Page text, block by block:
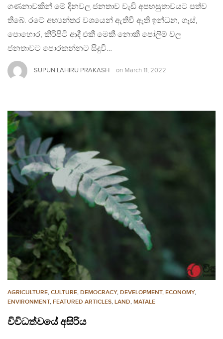
ගණනාවකින් මේ දිනවල ජනතාව වැඩි අපහසුතාවයට පත්ව
තිබේ. රටේ අභ්‍යන්තර වශයෙන් ඇතිවී ඇති ඉන්ධන, ගෑස්,
පොහොර, කිරිපිටි ආදී එකී මෙකී නොකී පෝලිම් වල
ජනතාවට පොරකන්නට සිදුවී…
SUPUN LAHIRU PRAKASH on March 11, 2022
AGRICULTURE, CULTURE, DEMOCRACY, DEVELOPMENT, ECONOMY,
ENVIRONMENT, FEATURED ARTICLES, LAND, MATALE
විවිධත්වයේ අසිරිය